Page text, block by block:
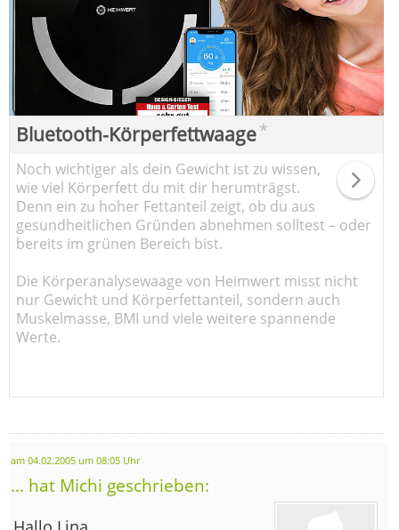
Bluetooth-Körperfettwaage*
Noch wichtiger als dein Gewicht ist zu wissen,
wie viel Körperfett du mit dir herumträgst.
Denn ein zu hoher Fettanteil zeigt, ob du aus
gesundheitlichen Gründen abnehmen solltest – oder
bereits im grünen Bereich bist.
Die Körperanalysewaage von Heimwert misst nicht
nur Gewicht und Körperfettanteil, sondern auch
Muskelmasse, BMI und viele weitere spannende
Werte.
am 04.02.2005 um 08:05 Uhr
... hat Michi geschrieben: